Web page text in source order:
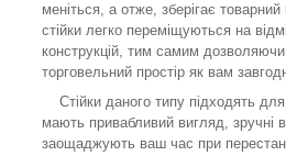
меніться, а отже, зберігає
стійки легко переміщуються на
конструкцій, тим самим
торговельний простір як вам
Стійки даного типу підходять для
мають привабливий вигляд, зручні в
заощаджують ваш час при